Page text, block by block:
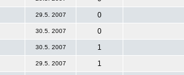
29.5. 2007
0
30.5. 2007
0
30.5. 2007
1
29.5. 2007
1